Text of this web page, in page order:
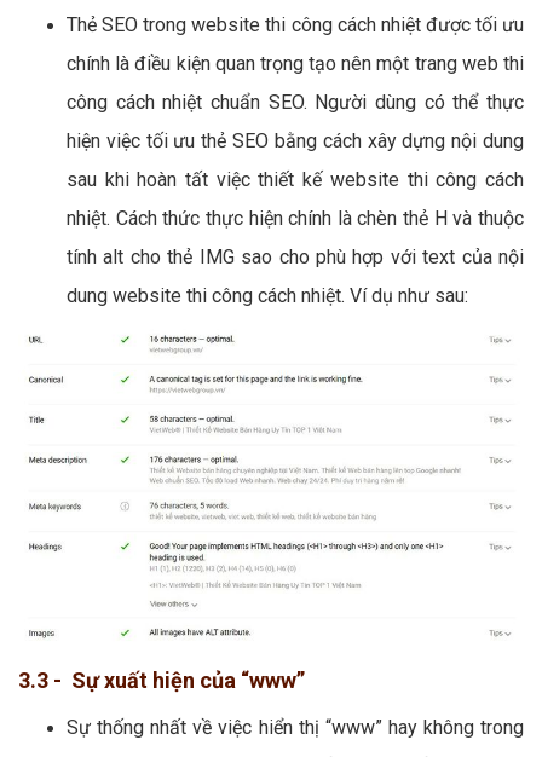
Thẻ SEO trong website thi công cách nhiệt được tối ưu
chính là điều kiện quan trọng tạo nên một trang web thi
công cách nhiệt chuẩn SEO. Người dùng có thể thực
hiện việc tối ưu thẻ SEO bằng cách xây dựng nội dung
sau khi hoàn tất việc thiết kế website thi công cách
nhiệt. Cách thức thực hiện chính là chèn thẻ H và thuộc
tính alt cho thẻ IMG sao cho phù hợp với text của nội
dung website thi công cách nhiệt. Ví dụ như sau:
3.3 - Sự xuất hiện của “www”
Sự thống nhất về việc hiển thị “www” hay không trong